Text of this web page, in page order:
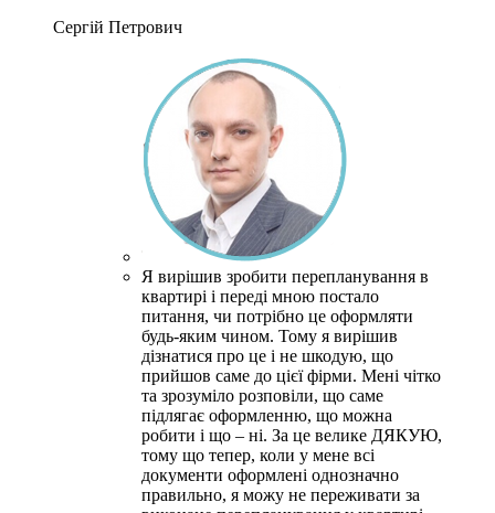
Сергій Петрович
Я вирішив зробити перепланування в
квартирі і переді мною постало
питання, чи потрібно це оформляти
будь-яким чином. Тому я вирішив
дізнатися про це і не шкодую, що
прийшов саме до цієї фірми. Мені чітко
та зрозуміло розповіли, що саме
підлягає оформленню, що можна
робити і що – ні. За це велике ДЯКУЮ,
тому що тепер, коли у мене всі
документи оформлені однозначно
правильно, я можу не переживати за